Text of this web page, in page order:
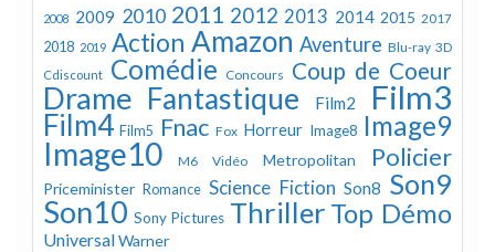
2008 2009 2010 2011 2012 2013 2014 2015 2017
2018 2019 Action Amazon Aventure Blu-ray 3D
Cdiscount Comédie Concours Coup de Coeur
Drame Fantastique Film2 Film3
Film4 Film5 Fnac Fox Horreur Image8 Image9
Image10 M6 Vidéo Metropolitan Policier
Priceminister Romance Science Fiction Son8 Son9
Son10 Sony Pictures Thriller Top Démo
UniversalWarner